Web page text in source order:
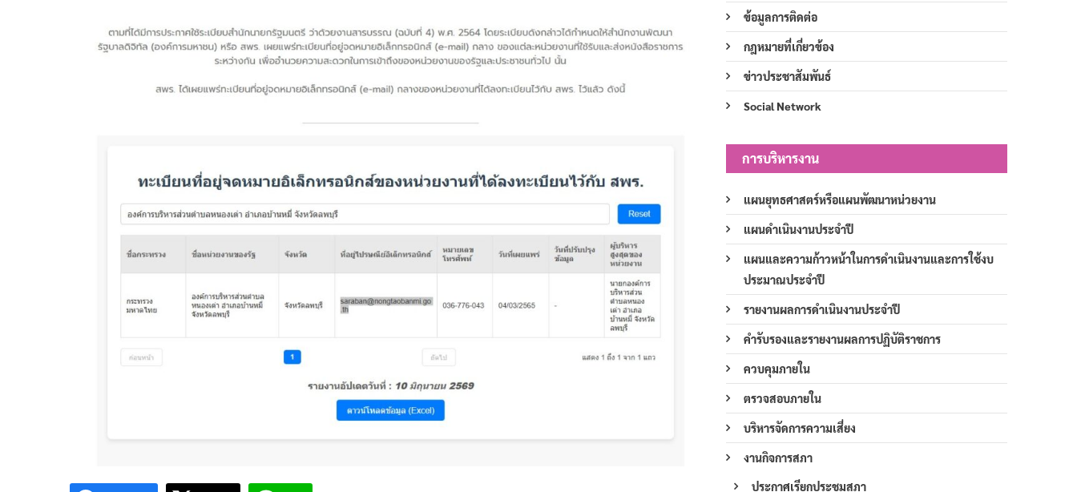
ข้อมูลการติดต่อ
กฎหมายที่เกี่ยวข้อง
ข่าวประชาสัมพันธ์
Social Network
การบริหารงาน
แผนยุทธศาสตร์หรือแผนพัฒนาหน่วยงาน
แผนดำเนินงานประจำปี
แผนและความก้าวหน้าในการดำเนินงานและการใช้งบ
ประมาณประจำปี
รายงานผลการดำเนินงานประจำปี
คำรับรองและรายงานผลการปฏิบัติราชการ
ควบคุมภายใน
ตรวจสอบภายใน
บริหารจัดการความเสี่ยง
งานกิจการสภา
ประกาศเรียกประชุมสภา